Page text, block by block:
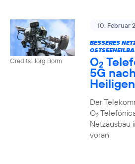
Credits: Jörg Borm
10. Februar
BESSERES
O2
5G nach
Der
O2
Netzausbau
voran